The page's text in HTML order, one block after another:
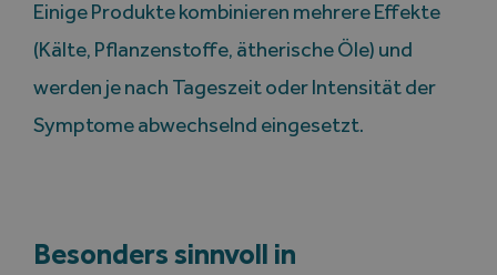
Einige Produkte kombinieren mehrere Effekte
(Kälte, Pflanzenstoffe, ätherische Öle) und
werden je nach Tageszeit oder Intensität der
Symptome abwechselnd eingesetzt.
Besonders sinnvoll in